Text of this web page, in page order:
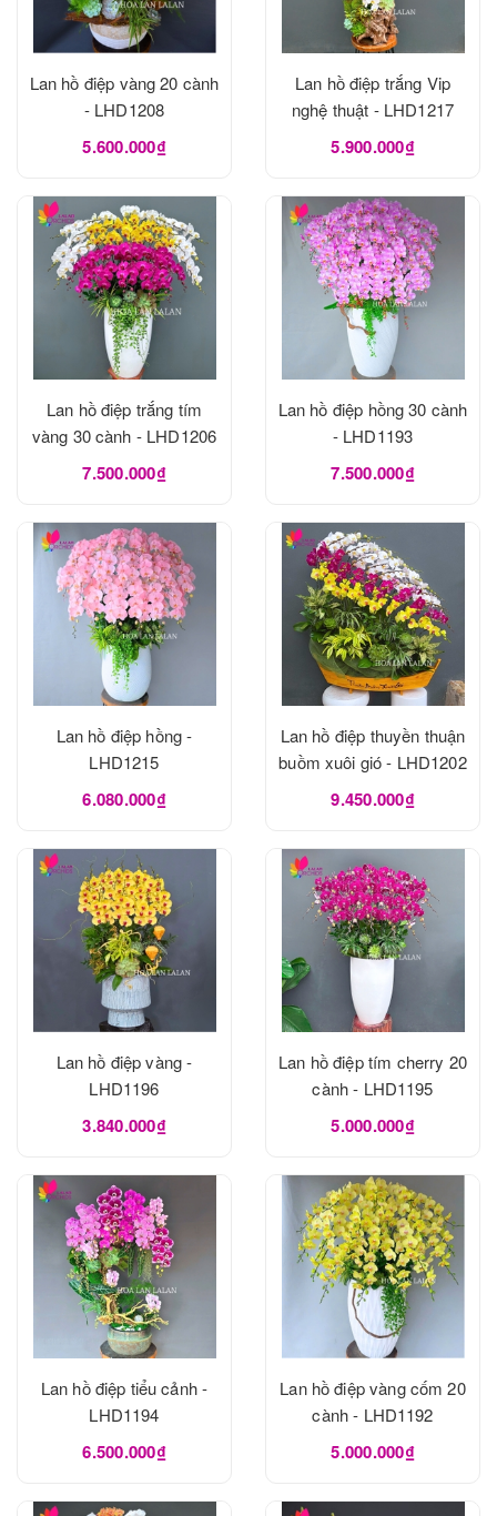
Lan hồ điệp vàng 20 cành
- LHD1208
5.600.000₫
Lan hồ điệp trắng Vip
nghệ thuật - LHD1217
5.900.000₫
Lan hồ điệp trắng tím
vàng 30 cành - LHD1206
7.500.000₫
Lan hồ điệp hồng 30 cành
- LHD1193
7.500.000₫
Lan hồ điệp hồng -
LHD1215
6.080.000₫
Lan hồ điệp thuyền thuận
buồm xuôi gió - LHD1202
9.450.000₫
Lan hồ điệp vàng -
LHD1196
3.840.000₫
Lan hồ điệp tím cherry 20
cành - LHD1195
5.000.000₫
Lan hồ điệp tiểu cảnh -
LHD1194
6.500.000₫
Lan hồ điệp vàng cốm 20
cành - LHD1192
5.000.000₫